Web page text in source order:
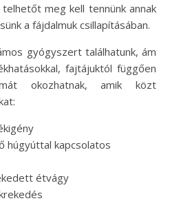
meg kell tennünk annak
a fájdalmuk csillapításában.
gyógyszert találhatunk, ám
fajtájuktól függően
okozhatnak, amik közt
húgyúttal kapcsolatos
étvágy